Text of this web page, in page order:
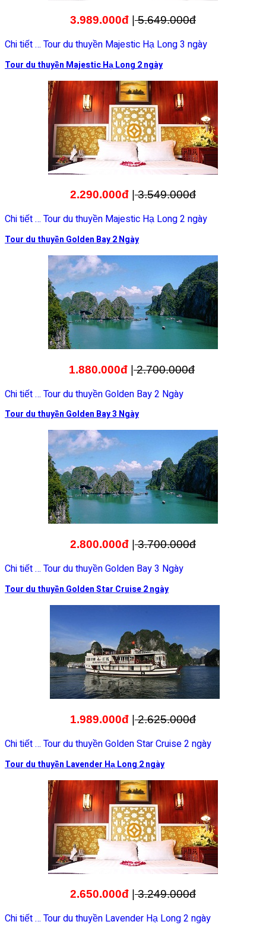
3.989.000đ 5.649.000đ
Chi tiết … Tour du thuyền Majestic Hạ Long 3 ngày
Tour du thuyền Majestic Hạ Long 2 ngày
2.290.000đ 3.549.000đ
Chi tiết … Tour du thuyền Majestic Hạ Long 2 ngày
Tour du thuyền Golden Bay 2 Ngày
1.880.000đ |2.700.000đ
Chi tiết … Tour du thuyền Golden Bay 2 Ngày
Tour du thuyền Golden Bay 3 Ngày
2.800.000đ 3.700.000đ
Chi tiết … Tour du thuyền Golden Bay 3 Ngày
Tour du thuyền Golden Star Cruise 2 ngày
1.989.000đ 2.625.000đ
Chi tiết … Tour du thuyền Golden Star Cruise 2 ngày
Tour du thuyền Lavender Hạ Long 2 ngày
2.650.000đ |3.249.000đ
Chi tiết … Tour du thuyền Lavender Hạ Long 2 ngày